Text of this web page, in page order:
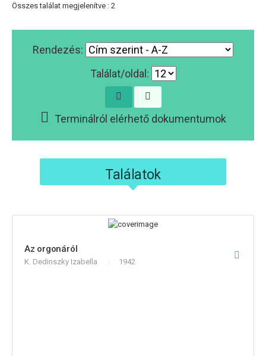
Összes találat megjelenítve : 2
Rendezés:
Találat/oldal:
Terminálról elérhető dokumentumok
Találatok
Az orgonáról
K. Dedinszky Izabella 1942